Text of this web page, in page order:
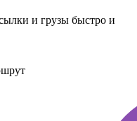
и грузы быстро и